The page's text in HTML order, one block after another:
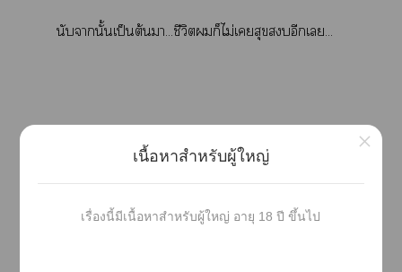
นับานั้นเป็นต้นา...ชีวิตก็ไม่เสุขอีกเ...
คุณไว้นี้...
เนื้อหาสำหรับผู้ใหญ่
เรื่องนี้มีเนื้อหาสำหรับผู้ใหญ่ อายุ 18 ปี ขึ้นไป
×